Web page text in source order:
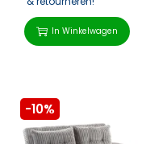
In Winkelwagen
-10%